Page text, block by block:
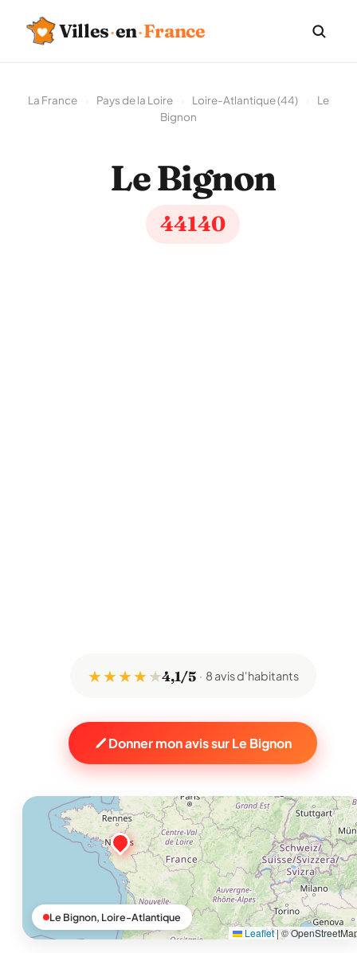
Villes·en·France
La France Pays de la Loire Loire-Atlantique (44)
Le
Bignon
Le Bignon
44140
★ ★ ★ ★★4,1/5 8 avis d'habitants
Donner mon avis sur Le Bignon
Leaflet|©
Le Bignon, Loire-Atlantique